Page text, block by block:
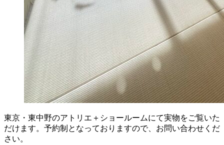
東京・東中野のアトリエ＋ショールームにて実物をご覧いた
だけます。予約制となっておりますので、お問い合わせくだ
さい。